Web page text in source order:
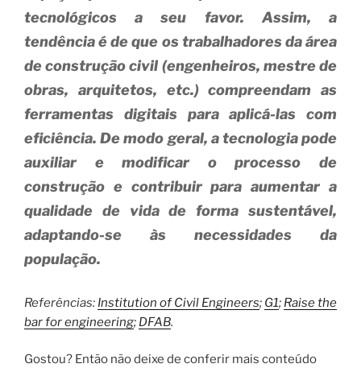
tecnológicos a seu favor. Assim, a
tendência é de que os trabalhadores da área
de construção civil (engenheiros, mestre de
obras, arquitetos, etc.) compreendam as
ferramentas digitais para aplicá-las com
eficiência. De modo geral, a tecnologia pode
auxiliar e modificar o processo de
construção e contribuir para aumentar a
qualidade de vida de forma sustentável,
adaptando-se às necessidades da
população.
Referências: Institution of Civil Engineers; G1; Raise the
bar for engineering; DFAB.
Gostou? Então não deixe de conferir mais conteúdo